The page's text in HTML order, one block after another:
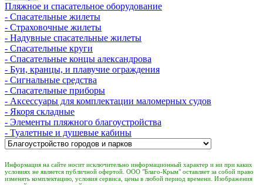
Пляжное и спасательное оборудование
- Спасательные жилеты
- Страховочные жилеты
- Надувные спасательные жилеты
- Спасательные круги
- Спасательные концы александрова
- Буи, кранцы, и плавучие ограждения
- Сигнальные средства
- Спасательные приборы
- Аксессуары для комплектации маломерных судов
- Якоря складные
- Элементы пляжного благоустройства
- Туалетные и душевые кабины
Информация на сайте носит исключительно информационный характер и ни при каких
условиях не является публичной офертой. ООО "Благо-Крым" оставляет за собой право
изменять комплектацию, условия сервиса, цены в любой период времени. Изображения